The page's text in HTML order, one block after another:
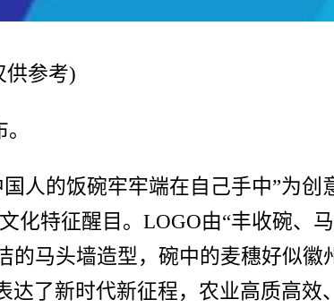
供参考)
人的饭碗牢牢端在自己手中”为创
特征醒目。LOGO由“丰收碗、马
的马头墙造型，碗中的麦穗好似徽
了新时代新征程，农业高质高效